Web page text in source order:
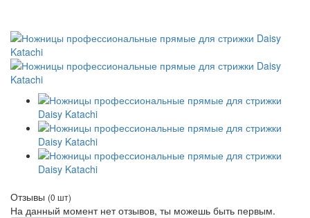
Отзывы (0 шт)
На данный момент нет отзывов, ты можешь быть первым.